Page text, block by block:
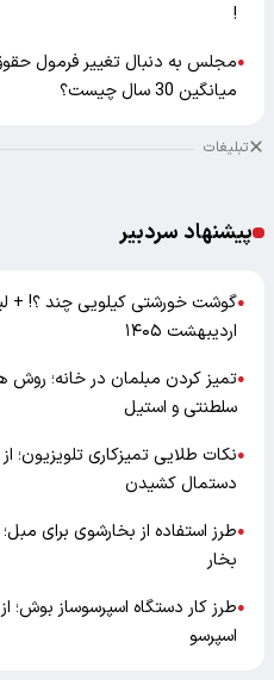
!
●مجلس به دنبال تغییر فرمول
میانگین 30 سال چیست؟
تبلیغات
پیشنهاد سردبیر
●
اردیبهشت ۱۴۰۵
●تمیز کردن مبلمان در خانه؛ روش
سلطنتی و استیل
●نکات طلایی تمیزکاری تلویزیون؛
دستمال کشیدن
●طرز استفاده از بخارشوی برای
بخار
●طرز کار دستگاه اسپرسوساز بوش؛
اسپرسو